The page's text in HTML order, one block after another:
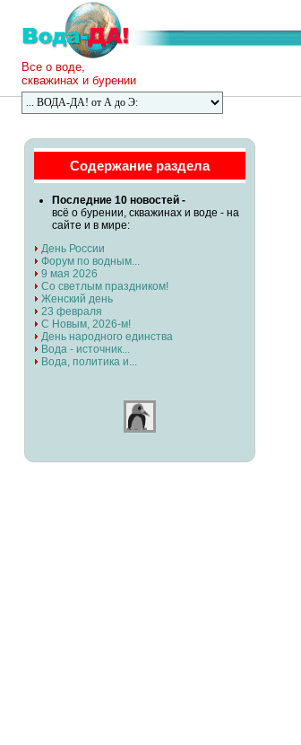
Все о воде,
скважинах и бурении
Содержание раздела
Последние 10 новостей -
всё о бурении, скважинах и воде - на
сайте и в мире:
День России
Форум по водным...
9 мая 2026
Со светлым праздником!
Женский день
23 февраля
С Новым, 2026-м!
День народного единства
Вода - источник...
Вода, политика и...